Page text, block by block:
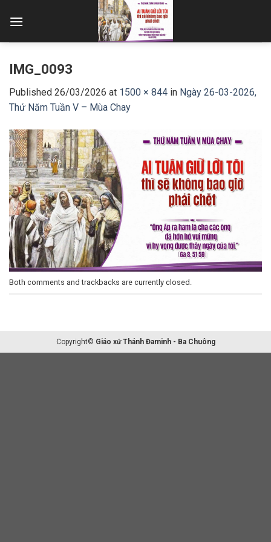
IMG_0093
Published 26/03/2026 at 1500 × 844 in Ngày 26-03-2026,
Thứ Năm Tuần V – Mùa Chay
Both comments and trackbacks are currently closed.
Copyright© Giáo xứ Thánh Đaminh - Ba Chuông